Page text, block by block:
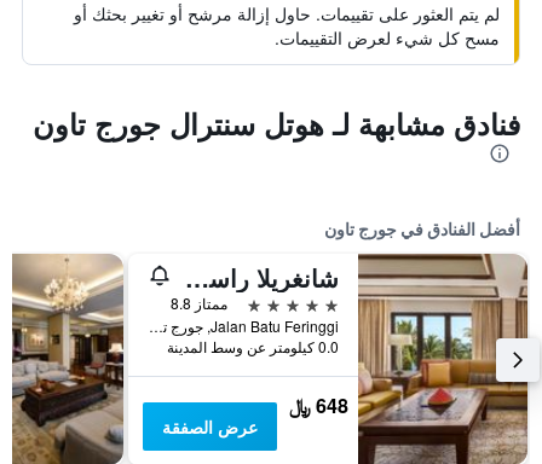
لم يتم العثور على تقييمات. حاول إزالة مرشح أو تغيير بحثك أو
مسح كل شيء لعرض التقييمات.
فنادق مشابهة لـ هوتل سنترال جورج تاون
أفضل الفنادق في جورج تاون
شانغريلا راسا سايانغ، بينانغ
5 نجوم
ممتاز 8.8
Jalan Batu Feringgi, جورج تاون, ماليزيا
0.0 كيلومتر عن وسط المدينة
648 ﷼
عرض الصفقة